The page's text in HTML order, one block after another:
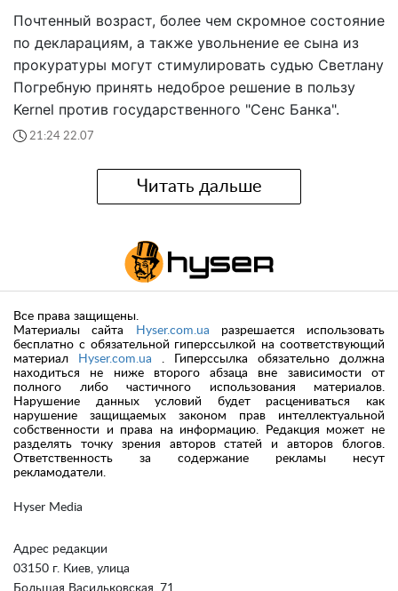
Почтенный возраст, более чем скромное состояние
по декларациям, а также увольнение ее сына из
прокуратуры могут стимулировать судью Светлану
Погребную принять недоброе решение в пользу
Kernel против государственного "Сенс Банка".
21:24 22.07
Читать дальше
Hyser Media
Адрес редакции
03150 г. Киев, улица
Большая Васильковская, 71
Все права защищены.
Материалы сайта
Hyser.com.ua разрешается использовать
бесплатно с обязательной гиперссылкой на соответствующий
материал
Hyser.com.ua . Гиперссылка обязательно должна
находиться не ниже второго абзаца вне зависимости от
полного либо частичного использования материалов.
Нарушение данных условий будет расцениваться как
нарушение защищаемых законом прав интеллектуальной
собственности и права на информацию. Редакция может не
разделять точку зрения авторов статей и авторов блогов.
Ответственность за содержание рекламы несут
рекламодатели.